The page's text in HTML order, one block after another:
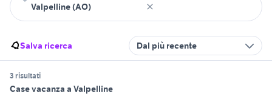
Salva ricerca Dal più recente
3 risultati
Case vacanza a Valpelline